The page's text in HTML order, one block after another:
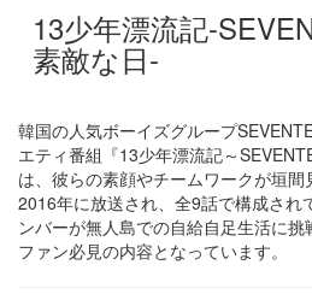
13少年漂流記-
素敵な日-
韓国の人気ボーイズグループ
エティ番組『13少年漂流記～
は、彼らの素顔やチームワークが垣間
2016年に放送され、全9話で構成され
ンバーが無人島での自給自足生活に挑
ファン必見の内容となっています。​